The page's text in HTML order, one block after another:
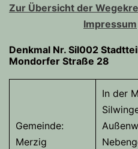
Zur Übersicht der
Impressum
Denkmal Nr. Sil002
Mondorfer Straße 28
Gemeinde:
Merzig
In der